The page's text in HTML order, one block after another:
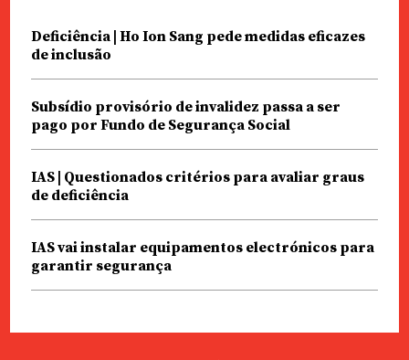
Deficiência | Ho Ion Sang pede medidas eficazes
de inclusão
Subsídio provisório de invalidez passa a ser
pago por Fundo de Segurança Social
IAS | Questionados critérios para avaliar graus
de deficiência
IAS vai instalar equipamentos electrónicos para
garantir segurança